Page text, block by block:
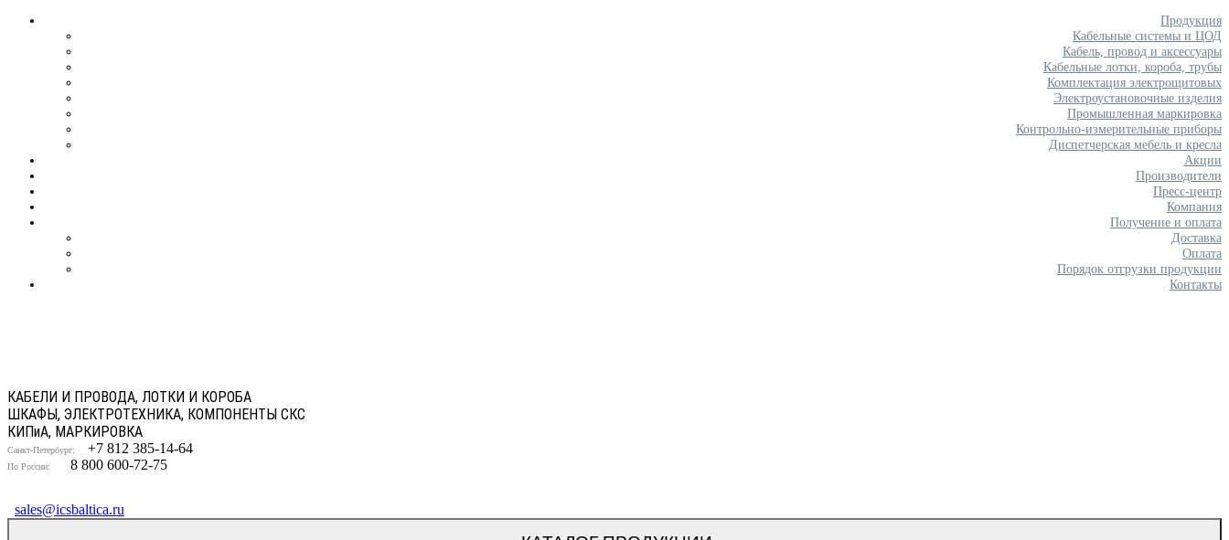
Продукция
Кабельные системы и ЦОД
Кабель, провод и аксессуары
Кабельные лотки, короба, трубы
Комплектация электрощитовых
Электроустановочные изделия
Промышленная маркировка
Контрольно-измерительные приборы
Диспетчерская мебель и кресла
Акции
Производители
Пресс-центр
Компания
Получение и оплата
Доставка
Оплата
Порядок отгрузки продукции
Контакты
КАБЕЛИ И ПРОВОДА, ЛОТКИ И КОРОБА
ШКАФЫ, ЭЛЕКТРОТЕХНИКА, КОМПОНЕНТЫ СКС
КИПиА, МАРКИРОВКА
Санкт-Петербург: +7 812 385-14-64
По России: 8 800 600-72-75
sales@icsbaltica.ru